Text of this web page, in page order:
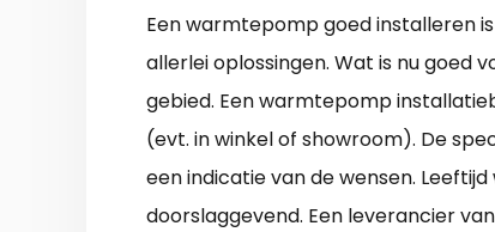
Een warmtepomp goed installeren
allerlei oplossingen. Wat is nu goed
gebied. Een warmtepomp
(evt. in winkel of showroom). De
een indicatie van de wensen.
doorslaggevend. Een leverancier